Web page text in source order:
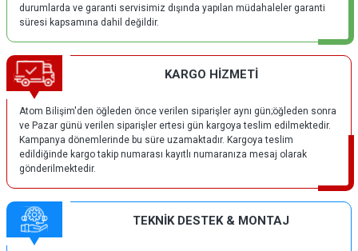
durumlarda ve garanti servisimiz dışında yapılan müdahaleler garanti
süresi kapsamına dahil değildir.
KARGO HİZMETİ
Atom Bilişim'den öğleden önce verilen siparişler aynı gün;öğleden sonra
ve Pazar günü verilen siparişler ertesi gün kargoya teslim edilmektedir.
Kampanya dönemlerinde bu süre uzamaktadır. Kargoya teslim
edildiğinde kargo takip numarası kayıtlı numaranıza mesaj olarak
gönderilmektedir.
TEKNİK DESTEK & MONTAJ